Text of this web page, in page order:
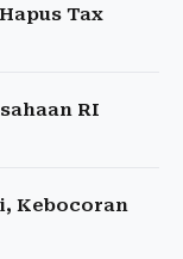
Tax
RI
Kebocoran